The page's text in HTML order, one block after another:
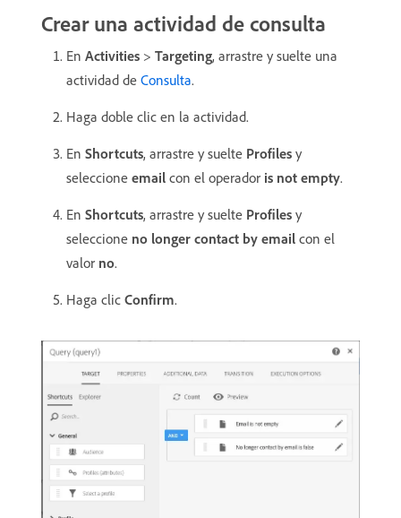
Crear una actividad de consulta
En Activities > Targeting, arrastre y suelte una
actividad de Consulta.
Haga doble clic en la actividad.
En Shortcuts, arrastre y suelte Profiles y
seleccione email con el operador is not empty.
En Shortcuts, arrastre y suelte Profiles y
seleccione no longer contact by email con el
valor no.
Haga clic Confirm.